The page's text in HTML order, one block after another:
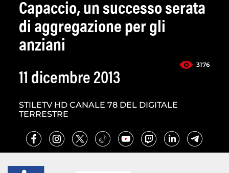
Capaccio, un successo serata
di aggregazione per gli
anziani
3176
11 dicembre 2013
STILETV HD CANALE 78 DEL DIGITALE
TERRESTRE